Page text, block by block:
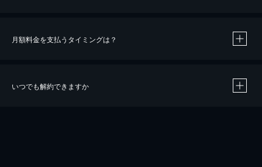
※40％ポイント還元の対象は、クレジットカード決済による作品の購入 / レンタルです。
月額料金を支払うタイミングは？
いつでも解約できますか